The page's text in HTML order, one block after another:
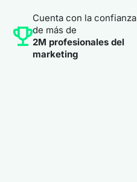
Cuenta con la confianza
de más de
2M profesionales del
marketing